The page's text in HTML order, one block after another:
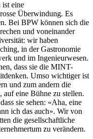
ist eine
Überwindung. Es
Bei BPW können sich die
und voneinander
wir haben
in der Gastronomie
und im Ingenieurwesen.
dass sie die MINT-
Umso wichtiger ist
und zum andern die
auf eine Bühne zu stellen.
sie sehen: «Aha, eine
ich das auch». Wir von
die gesellschaftliche
zu verändern.